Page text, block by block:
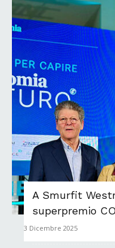
A Smurfit
superpremio
3 Dicembre 2025